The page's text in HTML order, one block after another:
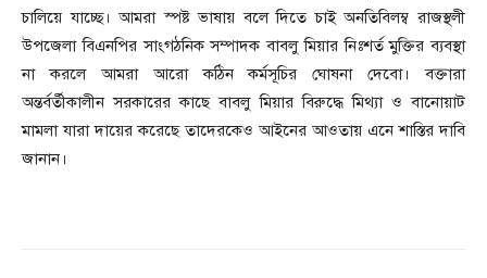
চালিয়ে যাচ্ছে। আমরা স্পষ্ট ভাষায় বলে দিতে চাই অনতিবিলম্ব রাজস্থলী
উপজেলা বিএনপির সাংগঠনিক সম্পাদক বাবলু মিয়ার নিঃশর্ত মুক্তির ব্যবস্থা
না করলে আমরা আরো কঠিন কর্মসূচির ঘোষনা দেবো। বক্তারা
অন্তর্বর্তীকালীন সরকারের কাছে বাবলু মিয়ার বিরুদ্ধে মিথ্যা ও বানোয়াট
মামলা যারা দায়ের করেছে তাদেরকেও আইনের আওতায় এনে শাস্তির দাবি
জানান।